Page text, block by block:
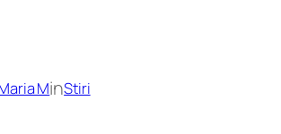
MinStiri